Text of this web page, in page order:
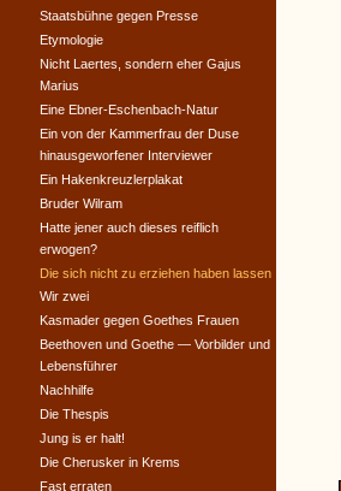
Staatsbühne gegen Presse
Etymologie
Nicht Laertes, sondern eher Gajus
Marius
Eine Ebner-Eschenbach-Natur
Ein von der Kammerfrau der Duse
hinausgeworfener Interviewer
Ein Hakenkreuzlerplakat
Bruder Wilram
Hatte jener auch dieses reiflich
erwogen?
Die sich nicht zu erziehen haben lassen
Wir zwei
Kasmader gegen Goethes Frauen
Beethoven und Goethe — Vorbilder und
Lebensführer
Nachhilfe
Die Thespis
Jung is er halt!
Die Cherusker in Krems
Fast erraten